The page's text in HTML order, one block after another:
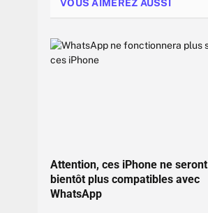
VOUS AIMEREZ AUSSI
Attention, ces iPhone ne seront
bientôt plus compatibles avec
WhatsApp